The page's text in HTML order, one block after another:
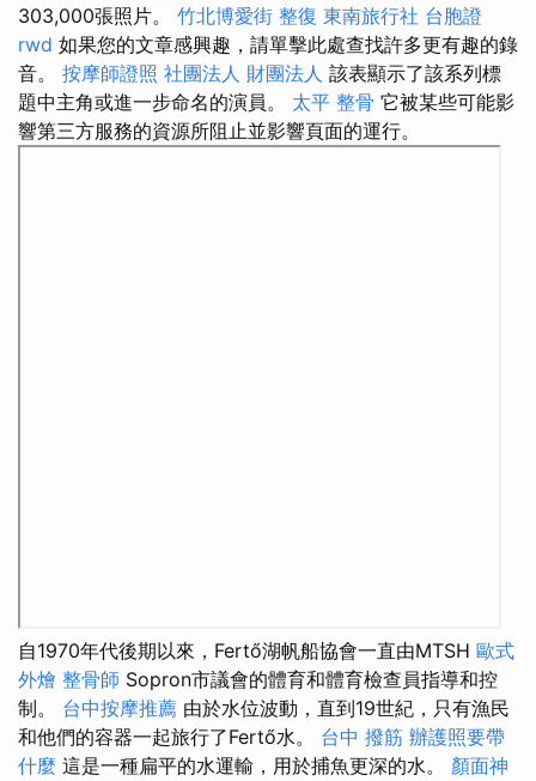
303,000張照片。 竹北博愛街 整復 東南旅行社 台胞證
rwd 如果您的文章感興趣，請單擊此處查找許多更有趣的錄
音。 按摩師證照 社團法人 財團法人 該表顯示了該系列標
題中主角或進一步命名的演員。 太平 整骨 它被某些可能影
響第三方服務的資源所阻止並影響頁面的運行。
自1970年代後期以來，Fertő湖帆船協會一直由MTSH 歐式
外燴 整骨師 Sopron市議會的體育和體育檢查員指導和控
制。 台中按摩推薦 由於水位波動，直到19世紀，只有漁民
和他們的容器一起旅行了Fertő水。 台中 撥筋 辦護照要帶
什麼 這是一種扁平的水運輸，用於捕魚更深的水。 顏面神